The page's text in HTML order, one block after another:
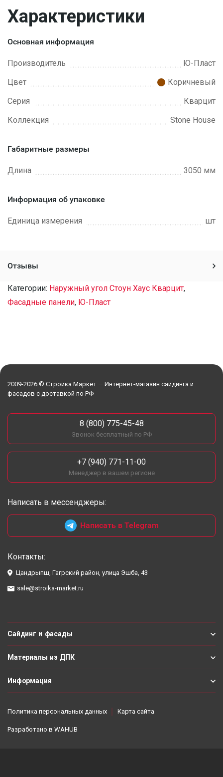
Характеристики
Основная информация
Производитель
Ю-Пласт
Цвет
Коричневый
Серия
Кварцит
Коллекция
Stone House
Габаритные размеры
Длина 3050 мм
Информация об упаковке
Единица измерения шт
Отзывы
Категории: Наружный угол Стоун Хаус Кварцит,
Фасадные панели, Ю-Пласт
2009-2026 © Стройка Маркет — Интернет-магазин сайдинга и
фасадов с доставкой по РФ
8 (800) 775-45-48
Звонок бесплатный по РФ
+7 (940) 771-11-00
Менеджер в вашем регионе
Написать в мессенджеры:
Написать в Telegram
Контакты:
Цандрыпш, Гагрский район, улица Эшба, 43
sale@stroika-market.ru
Сайдинг и фасады
Материалы из ДПК
Информация
Политика персональных данных Карта сайта
Разработано в WAHUB